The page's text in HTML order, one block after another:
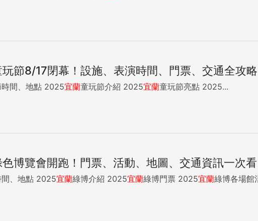
玩節8/17閉幕！設施、表演時間、門票、交通全攻略
童玩節時間、地點 2025宜蘭 童玩節介紹 2025宜蘭 童玩節亮點 2025...
色博覽會開跑！門票、活動、地圖、交通資訊一次看
綠博時間、地點 2025宜蘭 綠博介紹 2025宜蘭 綠博門票 2025宜蘭綠博各場館